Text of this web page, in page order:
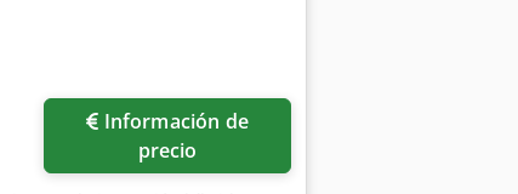
(2 delante y 2 detrás) Tamaño
1 mm (0,04 pulgadas), grosor
impresión (22 lbs) Medios
por peso y diámetro Grosor
precio